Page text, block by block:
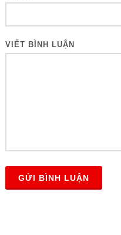
VIẾT BÌNH LUẬN
GỬI BÌNH LUẬN